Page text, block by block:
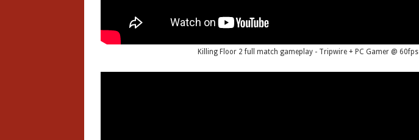
Killing Floor 2 full match gameplay - Tripwire + PC Gamer @ 60fps